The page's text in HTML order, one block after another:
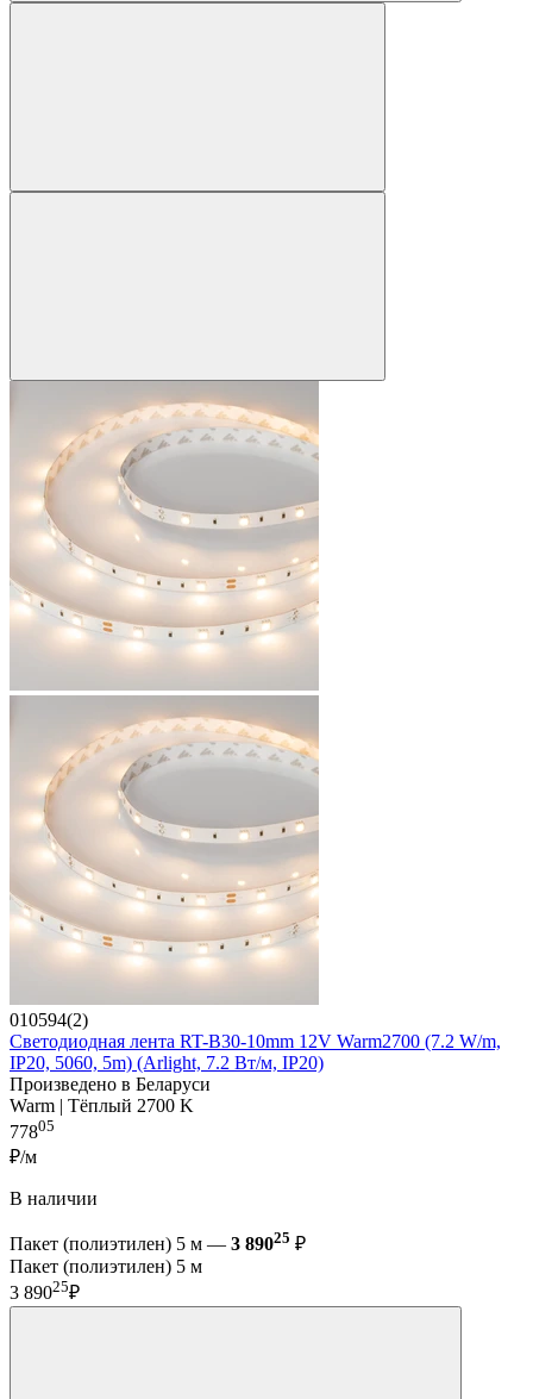
010594(2)
Светодиодная лента RT-B30-10mm 12V Warm2700 (7.2 W/m,
IP20, 5060, 5m) (Arlight, 7.2 Вт/м, IP20)
Произведено в Беларуси
Warm | Тёплый 2700 K
77805
₽/м
В наличии
Пакет (полиэтилен) 5 м — 3 89025 ₽
Пакет (полиэтилен) 5 м
3 89025₽